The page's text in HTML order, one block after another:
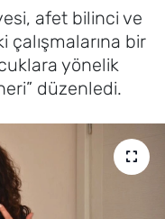
afet bilinci ve
bir
yönelik
düzenledi.
Fikstür